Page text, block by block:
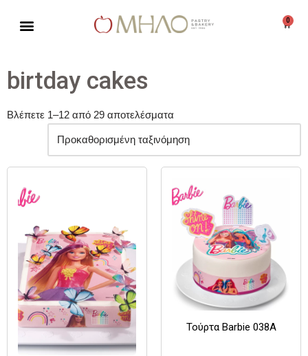
περιεχόμενο
0
birtday cakes
Βλέπετε 1–12 από 29 αποτελέσματα
Τούρτα Barbie 038A